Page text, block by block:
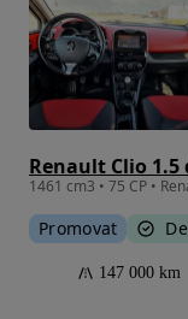
Renault Clio 1.5
1461 cm3 • 75 CP •
Promovat
147 000 km